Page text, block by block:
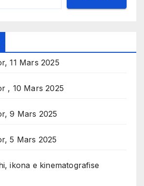
11 Mars 2025
, 10 Mars 2025
9 Mars 2025
5 Mars 2025
ikona e kinematografise